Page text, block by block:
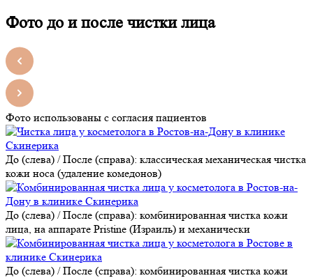
Фото до и после чистки лица
Фото использованы с согласия пациентов
До (слева) / После (справа): классическая механическая чистка
кожи носа (удаление комедонов)
До (слева) / После (справа): комбинированная чистка кожи
лица, на аппарате Pristine (Израиль) и механически
До (слева) / После (справа): комбинированная чистка кожи